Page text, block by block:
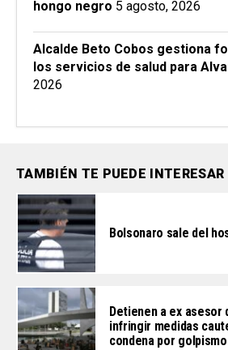
hongo negro 5 agosto, 2026
Alcalde Beto Cobos gestiona
los servicios de salud para
2026
TAMBIÉN TE PUEDE INTERESAR
Bolsonaro sale del
Detienen a ex asesor
infringir medidas
condena por golpismo